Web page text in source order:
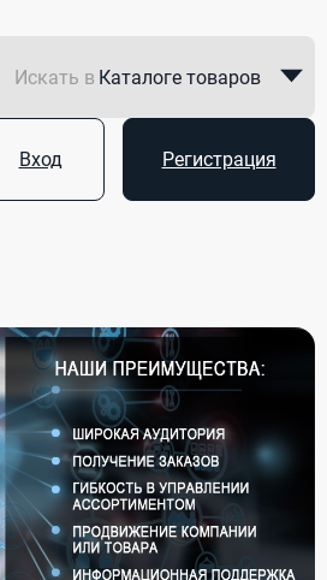
Искать в Каталоге товаров
Вход Регистрация